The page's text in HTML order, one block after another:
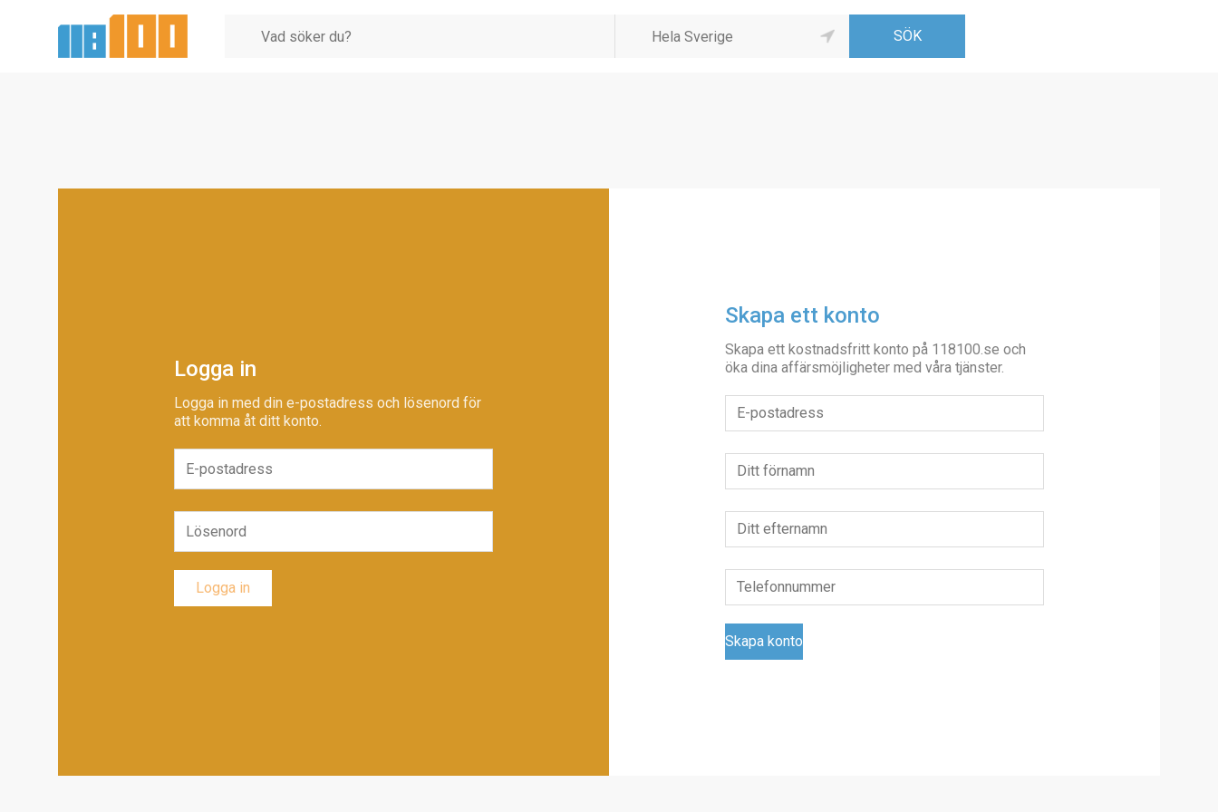
Logga in
Logga in med din e-postadress och lösenord för
att komma åt ditt konto.
Skapa ett konto
Skapa ett kostnadsfritt konto på 118100.se och
öka dina affärsmöjligheter med våra tjänster.